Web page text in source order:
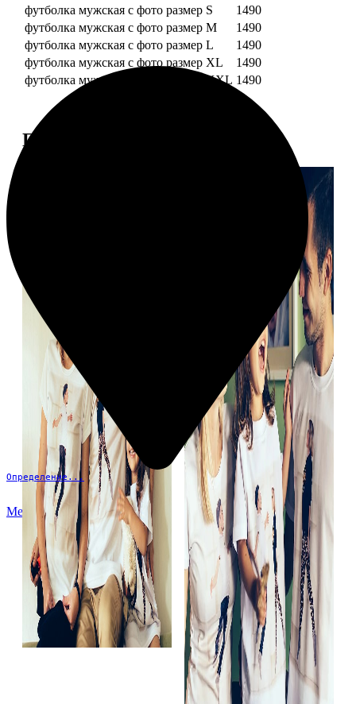
Определение...
Меню
футболка мужская с фото размер S
1490
футболка мужская с фото размер M
1490
футболка мужская с фото размер L
1490
футболка мужская с фото размер XL
1490
футболка мужская с фото размер XXL 1490
Примеры работ